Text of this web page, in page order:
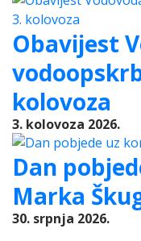
Obavijest
kolovoza
3. kolovoza 2026.
Dan
Marka
30. srpnja 2026.